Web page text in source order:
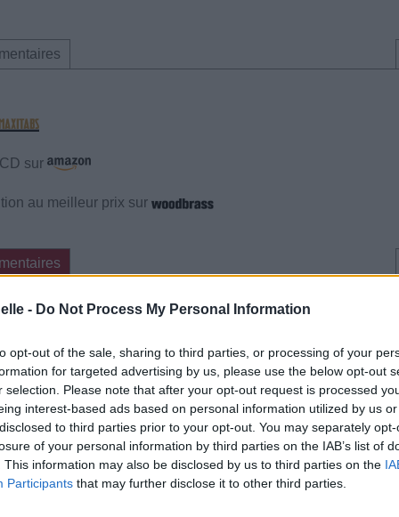
- Do Not Process My Personal Information
opt-out of the sale, sharing to third parties, or processing of your
for targeted advertising by us, please use the below opt-out
selection. Please note that after your opt-out request is processed
interest-based ads based on personal information utilized by us
to third parties prior to your opt-out. You may separately
of your personal information by third parties on the IAB’s list of
This information may also be disclosed by us to third parties on the
Participants that may further disclose it to other third parties.
sur
au meilleur prix sur
cette traduction Corriger une erreur